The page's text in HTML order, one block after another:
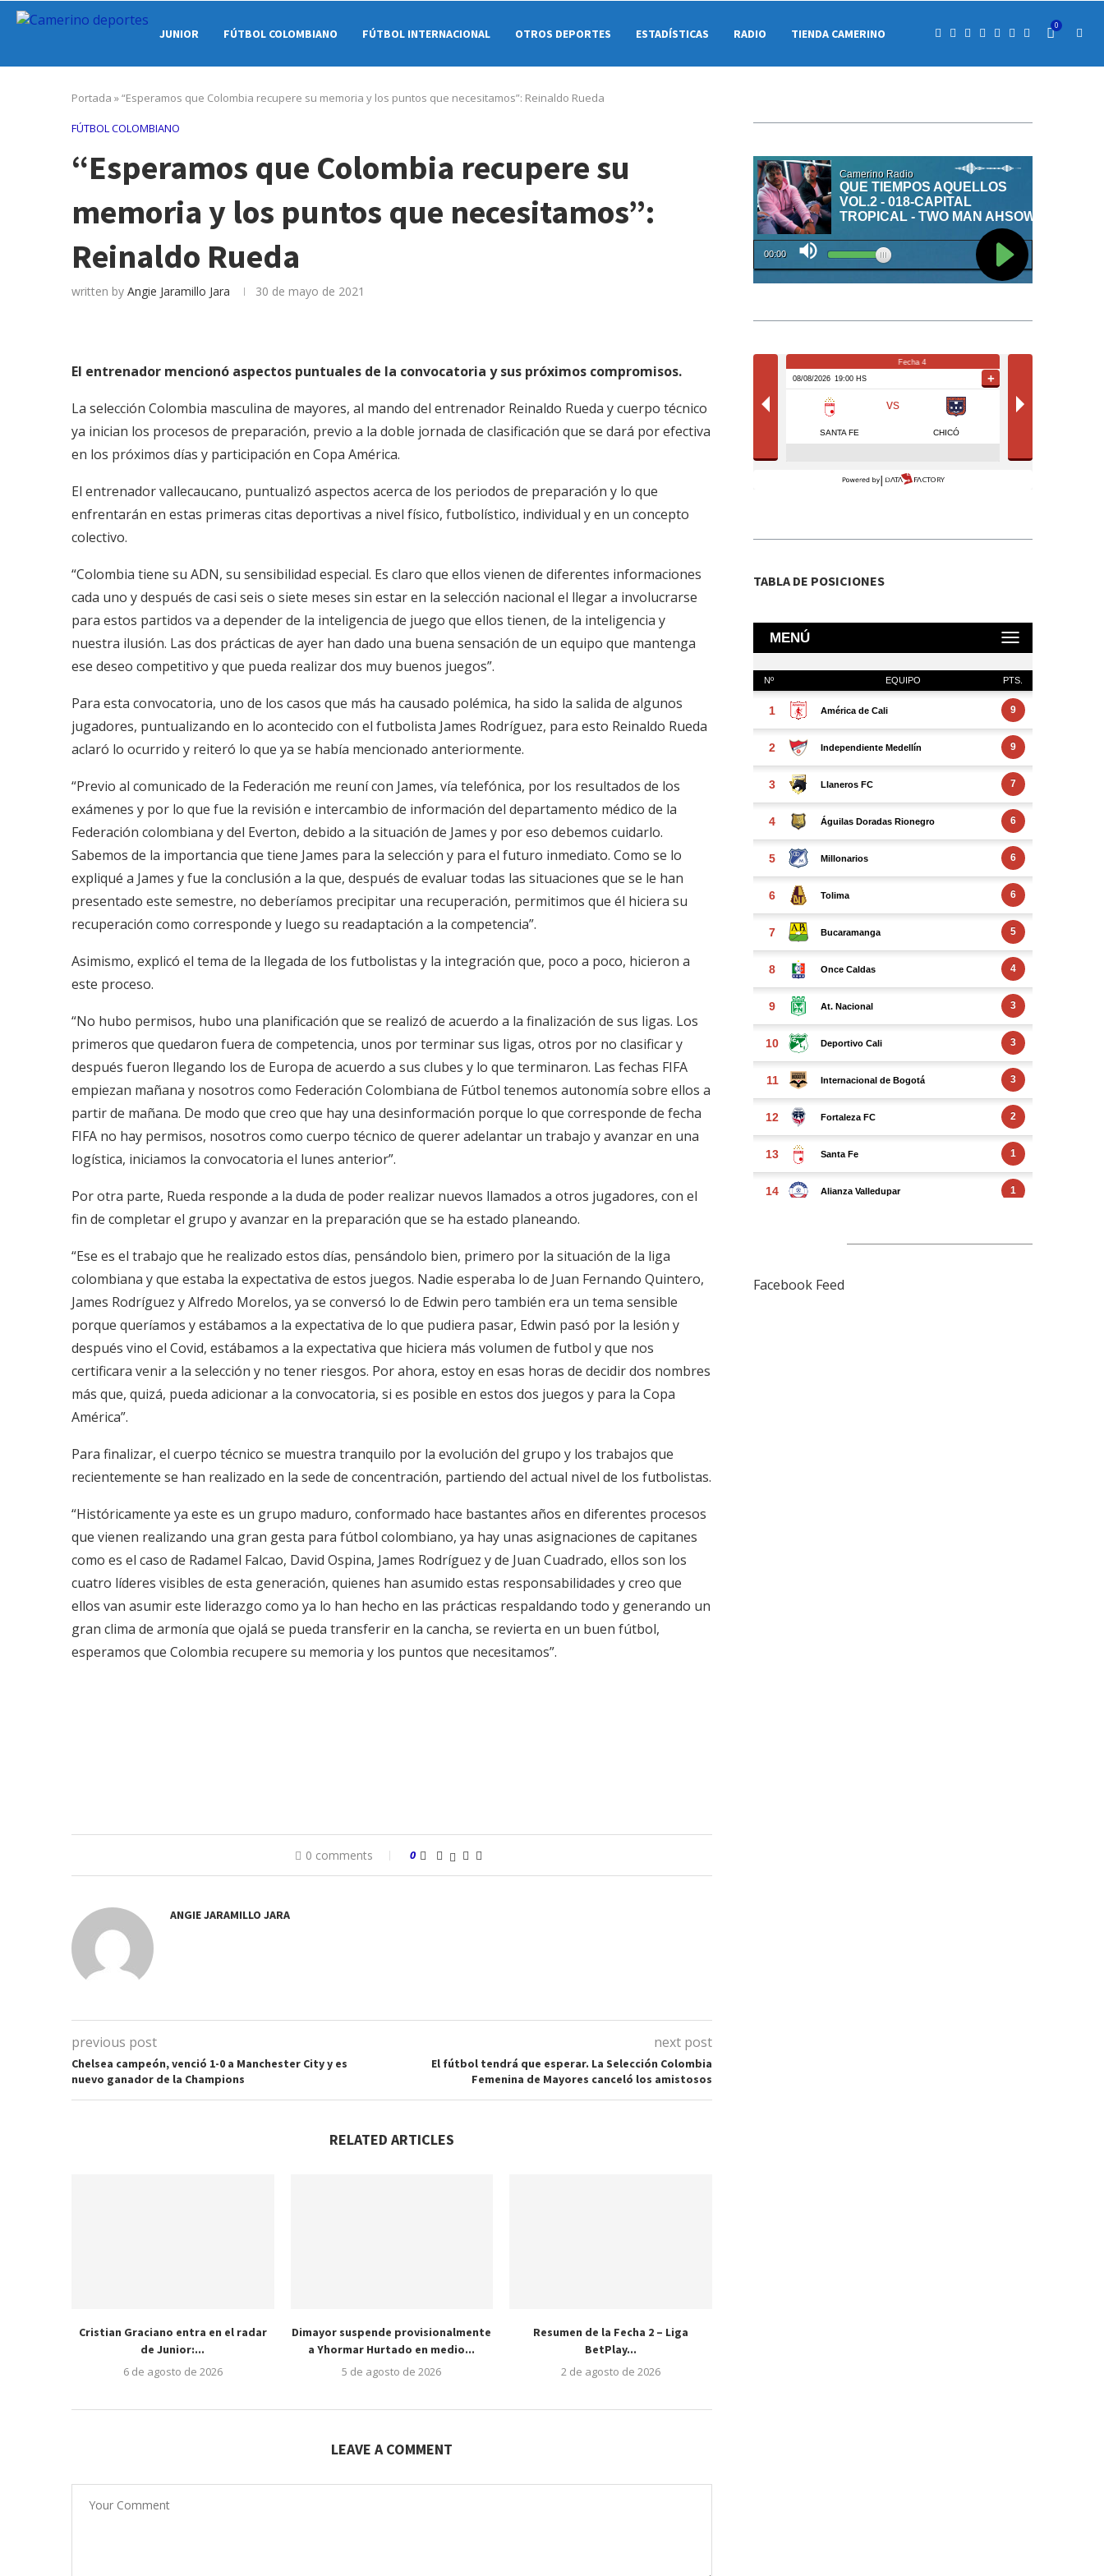
JUNIOR FÚTBOL COLOMBIANO FÚTBOL INTERNACIONAL OTROS DEPORTES ESTADÍSTICAS RADIO TIENDA CAMERINO
0
Portada »“Esperamos que Colombia recupere su memoria y los puntos que necesitamos”: Reinaldo Rueda
FÚTBOL COLOMBIANO
“Esperamos que Colombia recupere su
memoria y los puntos que necesitamos”:
Reinaldo Rueda
written by Angie Jaramillo Jara 30 de mayo de 2021
El entrenador mencionó aspectos puntuales de la convocatoria y sus próximos compromisos.
La selección Colombia masculina de mayores, al mando del entrenador Reinaldo Rueda y cuerpo técnico
ya inician los procesos de preparación, previo a la doble jornada de clasificación que se dará por efectiva
en los próximos días y participación en Copa América.
El entrenador vallecaucano, puntualizó aspectos acerca de los periodos de preparación y lo que
enfrentarán en estas primeras citas deportivas a nivel físico, futbolístico, individual y en un concepto
colectivo.
“Colombia tiene su ADN, su sensibilidad especial. Es claro que ellos vienen de diferentes informaciones
cada uno y después de casi seis o siete meses sin estar en la selección nacional el llegar a involucrarse
para estos partidos va a depender de la inteligencia de juego que ellos tienen, de la inteligencia y
nuestra ilusión. Las dos prácticas de ayer han dado una buena sensación de un equipo que mantenga
ese deseo competitivo y que pueda realizar dos muy buenos juegos”.
Para esta convocatoria, uno de los casos que más ha causado polémica, ha sido la salida de algunos
jugadores, puntualizando en lo acontecido con el futbolista James Rodríguez, para esto Reinaldo Rueda
aclaró lo ocurrido y reiteró lo que ya se había mencionado anteriormente.
“Previo al comunicado de la Federación me reuní con James, vía telefónica, por los resultados de los
exámenes y por lo que fue la revisión e intercambio de información del departamento médico de la
Federación colombiana y del Everton, debido a la situación de James y por eso debemos cuidarlo.
Sabemos de la importancia que tiene James para la selección y para el futuro inmediato. Como se lo
expliqué a James y fue la conclusión a la que, después de evaluar todas las situaciones que se le han
presentado este semestre, no deberíamos precipitar una recuperación, permitimos que él hiciera su
recuperación como corresponde y luego su readaptación a la competencia”.
Asimismo, explicó el tema de la llegada de los futbolistas y la integración que, poco a poco, hicieron a
este proceso.
“No hubo permisos, hubo una planificación que se realizó de acuerdo a la finalización de sus ligas. Los
primeros que quedaron fuera de competencia, unos por terminar sus ligas, otros por no clasificar y
después fueron llegando los de Europa de acuerdo a sus clubes y lo que terminaron. Las fechas FIFA
empiezan mañana y nosotros como Federación Colombiana de Fútbol tenemos autonomía sobre ellos a
partir de mañana. De modo que creo que hay una desinformación porque lo que corresponde de fecha
FIFA no hay permisos, nosotros como cuerpo técnico de querer adelantar un trabajo y avanzar en una
logística, iniciamos la convocatoria el lunes anterior”.
Por otra parte, Rueda responde a la duda de poder realizar nuevos llamados a otros jugadores, con el
fin de completar el grupo y avanzar en la preparación que se ha estado planeando.
“Ese es el trabajo que he realizado estos días, pensándolo bien, primero por la situación de la liga
colombiana y que estaba la expectativa de estos juegos. Nadie esperaba lo de Juan Fernando Quintero,
James Rodríguez y Alfredo Morelos, ya se conversó lo de Edwin pero también era un tema sensible
porque queríamos y estábamos a la expectativa de lo que pudiera pasar, Edwin pasó por la lesión y
después vino el Covid, estábamos a la expectativa que hiciera más volumen de futbol y que nos
certificara venir a la selección y no tener riesgos. Por ahora, estoy en esas horas de decidir dos nombres
más que, quizá, pueda adicionar a la convocatoria, si es posible en estos dos juegos y para la Copa
América”.
Para finalizar, el cuerpo técnico se muestra tranquilo por la evolución del grupo y los trabajos que
recientemente se han realizado en la sede de concentración, partiendo del actual nivel de los futbolistas.
“Históricamente ya este es un grupo maduro, conformado hace bastantes años en diferentes procesos
que vienen realizando una gran gesta para fútbol colombiano, ya hay unas asignaciones de capitanes
como es el caso de Radamel Falcao, David Ospina, James Rodríguez y de Juan Cuadrado, ellos son los
cuatro líderes visibles de esta generación, quienes han asumido estas responsabilidades y creo que
ellos van asumir este liderazgo como ya lo han hecho en las prácticas respaldando todo y generando un
gran clima de armonía que ojalá se pueda transferir en la cancha, se revierta en un buen fútbol,
esperamos que Colombia recupere su memoria y los puntos que necesitamos”.
0 comments 0
ANGIE JARAMILLO JARA
previous post
Chelsea campeón, venció 1-0 a Manchester City y es
nuevo ganador de la Champions
next post
El fútbol tendrá que esperar. La Selección Colombia
Femenina de Mayores canceló los amistosos
RELATED ARTICLES
Cristian Graciano entra en el radar
de Junior:...
6 de agosto de 2026
Dimayor suspende provisionalmente
a Yhormar Hurtado en medio...
5 de agosto de 2026
Resumen de la Fecha 2 – Liga
BetPlay...
2 de agosto de 2026
LEAVE A COMMENT
TABLA DE POSICIONES
Facebook Feed